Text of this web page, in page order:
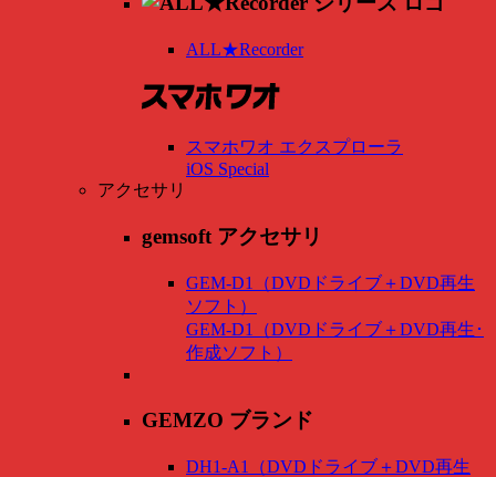
ALL★Recorder
スマホワオ エクスプローラ
iOS Special
アクセサリ
gemsoft アクセサリ
GEM-D1（DVDドライブ＋DVD再生
ソフト）
GEM-D1（DVDドライブ＋DVD再生･
作成ソフト）
GEMZO ブランド
DH1-A1（DVDドライブ＋DVD再生